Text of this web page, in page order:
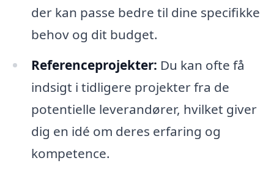
der kan passe bedre til dine specifikke
behov og dit budget.
Referenceprojekter: Du kan ofte få
indsigt i tidligere projekter fra de
potentielle leverandører, hvilket giver
dig en idé om deres erfaring og
kompetence.